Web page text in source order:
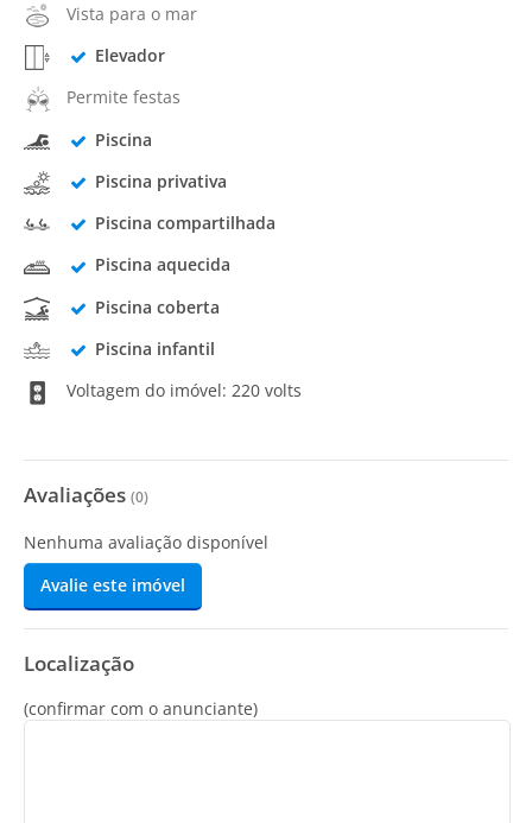
Vista para o mar
Elevador
Permite festas
Piscina
Piscina privativa
Piscina compartilhada
Piscina aquecida
Piscina coberta
Piscina infantil
Voltagem do imóvel: 220 volts
Avaliações (0)
Nenhuma avaliação disponível
Avalie este imóvel
Localização
(confirmar com o anunciante)